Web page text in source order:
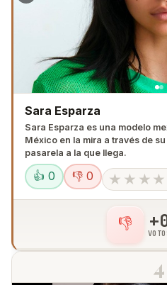
Sara Esparza
Sara Esparza es una modelo
México en la mira a través de
pasarela a la que llega.
👍 0 👎 0 ★ ★ ★ ★
👎
4